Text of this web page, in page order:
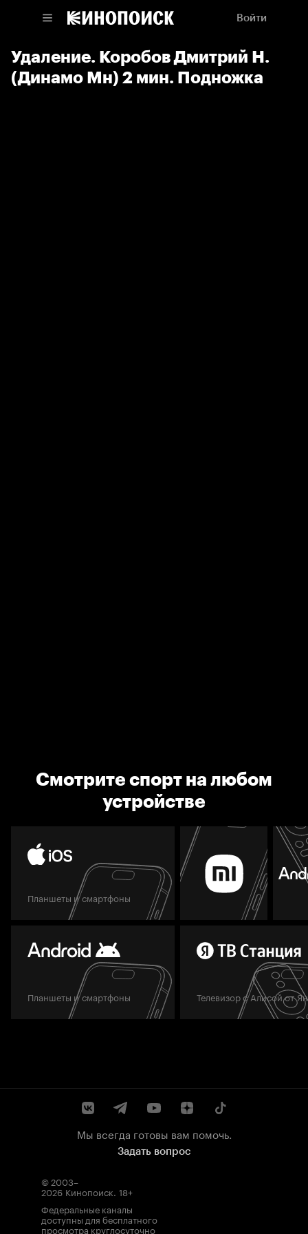
Войти
Удаление. Коробов Дмитрий Н.
(Динамо Мн) 2 мин. Подножка
Смотрите спорт на любом
устройстве
Планшеты и смартфоны
Планшеты и смартфоны Телевизор с Алисой от
Мы всегда готовы вам помочь.
Задать вопрос
© 2003–
2026 Кинопоиск. 18+
Федеральные каналы
доступны для бесплатного
просмотра круглосуточно